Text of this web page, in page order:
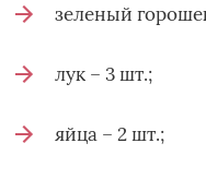
зеленый
лук – 3 шт.;
яйца – 2 шт.;